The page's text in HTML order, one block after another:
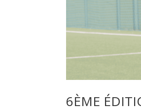
6ÈME